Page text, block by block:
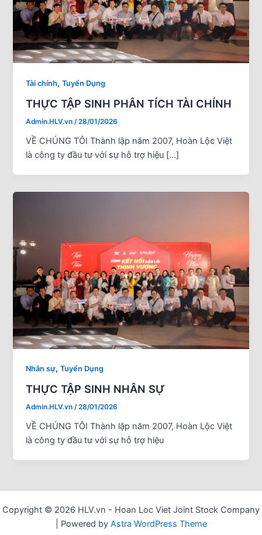
Tài chính,Tuyển Dụng
THỰC TẬP SINH PHÂN TÍCH TÀI CHÍNH
Admin.HLV.vn/28/01/2026
VỀ CHÚNG TÔI Thành lập năm 2007, Hoàn Lộc Việt
là công ty đầu tư với sự hỗ trợ hiệu […]
Nhân sự,Tuyển Dụng
THỰC TẬP SINH NHÂN SỰ
Admin.HLV.vn/28/01/2026
VỀ CHÚNG TÔI Thành lập năm 2007, Hoàn Lộc Việt
là công ty đầu tư với sự hỗ trợ hiệu
Copyright © 2026 HLV.vn - Hoan Loc Viet Joint Stock Company
| Powered by Astra WordPress Theme